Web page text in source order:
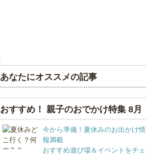
あなたにオススメの記事
おすすめ！ 親子のおでかけ特集 8月
今から準備！夏休みのお出かけ情
報満載
おすすめ遊び場＆イベントをチェ